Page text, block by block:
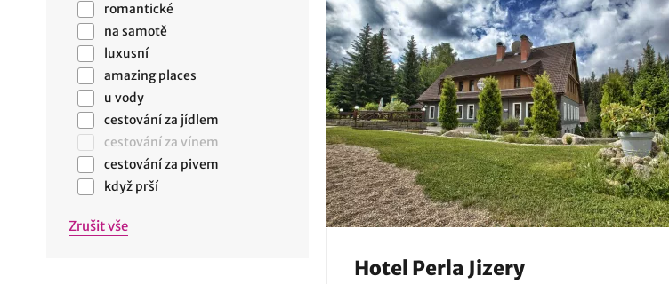
romantické
na samotě
luxusní
amazing places
u vody
cestování za jídlem
cestování za vínem
cestování za pivem
když prší
Zrušit vše
Hotel Perla Jizery